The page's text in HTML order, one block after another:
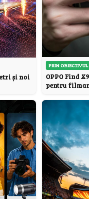
și noi
PRIN OBIECTIVUL
OPPO Find
pentru